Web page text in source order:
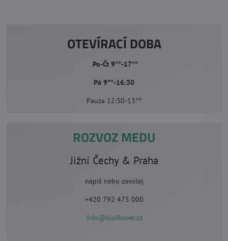
OTEVÍRACÍ DOBA
Po-Čt 9°°-17°°
Pá 9°°-16:30
Pauza 12:30-13°°
ROZVOZ MEDU
Jižní Čechy & Praha
napiš nebo zavolej
+420 792 475 000
info@bioflower.cz